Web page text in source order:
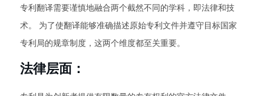
专利翻译需要谨慎地融合两个截然不同的学科，即法律和技
术。 为了使翻译能够准确描述原始专利文件并遵守目标国家
专利局的规章制度，这两个维度都至关重要。
法律层面：